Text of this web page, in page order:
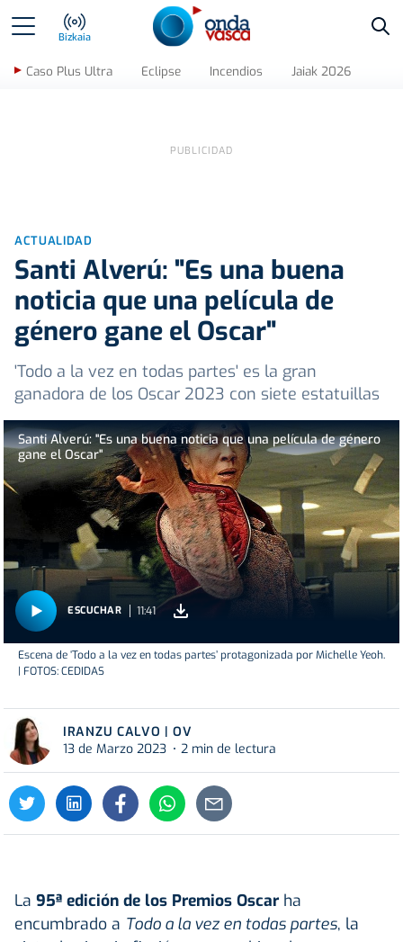
Bizkaia
Caso Plus Ultra Eclipse Incendios Jaiak 2026
ACTUALIDAD
Santi Alverú: "Es una buena
noticia que una película de
género gane el Oscar"
'Todo a la vez en todas partes' es la gran
ganadora de los Oscar 2023 con siete estatuillas
Santi Alverú: "Es una buena noticia que una película de género
gane el Oscar"
ESCUCHAR 11:41
Escena de ‘Todo a la vez en todas partes’ protagonizada por Michelle Yeoh.
| FOTOS: CEDIDAS
IRANZU CALVO | OV
13 de Marzo 2023
2 min de lectura
La 95ª edición de los Premios Oscar ha
encumbrado a Todo a la vez en todas partes, la